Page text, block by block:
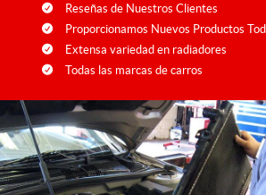
Reseñas de Nuestros Clientes
Proporcionamos Nuevos Productos
Extensa variedad en radiadores
Todas las marcas de carros